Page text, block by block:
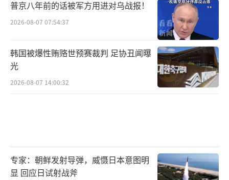
普京八年前的话被军方用进对乌战报！
2026-08-07 07:54:37
韩国被爆性贿赂世预赛裁判 足协丑闻曝
光
2026-08-07 14:00:32
专家：朝鲜发射导弹，威慑日本意图明
显 回应日试射战斧